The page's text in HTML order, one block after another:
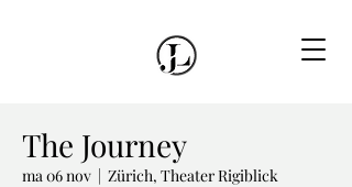
The Journey
ma 06 nov
  |
Zürich, Theater Rigiblick